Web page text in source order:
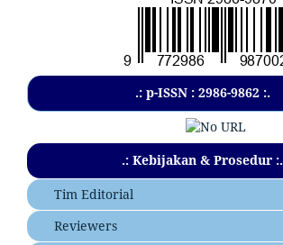
.: p-ISSN : 2986-9862 :.
.: Kebijakan & Prosedur :.
Tim Editorial
Reviewers